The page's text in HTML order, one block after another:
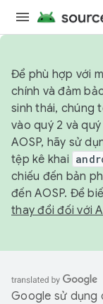
Để phù hợp với
chính và đảm
sinh thái, chúng
vào quý 2 và
AOSP, hãy sử
tệp kê khai
chiếu đến bản
đến AOSP. Để
thay đổi đối với
Google sử dụng